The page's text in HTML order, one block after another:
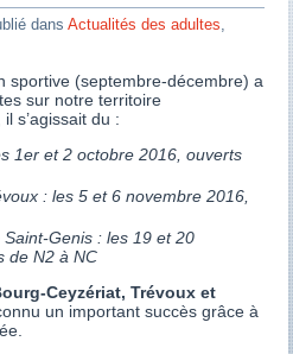
dans Actualités des adultes,
sportive (septembre-décembre) a
sur notre territoire
s’agissait du :
1er et 2 octobre 2016, ouverts
: les 5 et 6 novembre 2016,
Genis : les 19 et 20
de N2 à NC
Ceyzériat, Trévoux et
un important succès grâce à